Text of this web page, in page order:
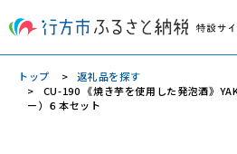
トップ
返礼品を探す
CU-190 《焼き芋を使用した発泡酒》
ー）６本セット